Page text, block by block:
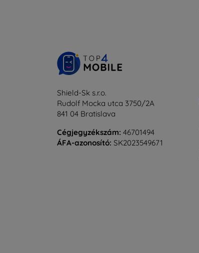
Shield-Sk s.r.o.
Rudolf Mocka utca 3750/2A
841 04 Bratislava
Cégjegyzékszám: 46701494
ÁFA-azonosító: SK2023549671